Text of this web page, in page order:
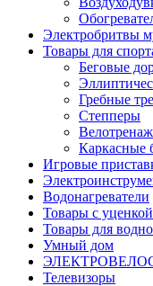
Электробритвы
Товары для
Беговые
Гребные
Степперы
Каркасные
Игровые
Водонагреватели
Товары с уценкой
Товары для
Умный дом
Телевизоры